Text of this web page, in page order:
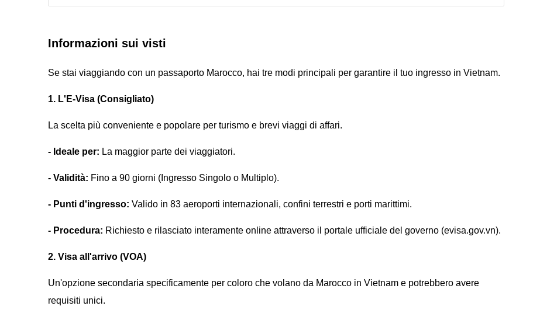
Informazioni sui visti
Se stai viaggiando con un passaporto Marocco, hai tre modi principali per garantire il tuo ingresso in Vietnam.
1. L'E-Visa (Consigliato)
La scelta più conveniente e popolare per turismo e brevi viaggi di affari.
- Ideale per: La maggior parte dei viaggiatori.
- Validità: Fino a 90 giorni (Ingresso Singolo o Multiplo).
- Punti d'ingresso: Valido in 83 aeroporti internazionali, confini terrestri e porti marittimi.
- Procedura: Richiesto e rilasciato interamente online attraverso il portale ufficiale del governo (evisa.gov.vn).
2. Visa all'arrivo (VOA)
Un'opzione secondaria specificamente per coloro che volano da Marocco in Vietnam e potrebbero avere
requisiti unici.